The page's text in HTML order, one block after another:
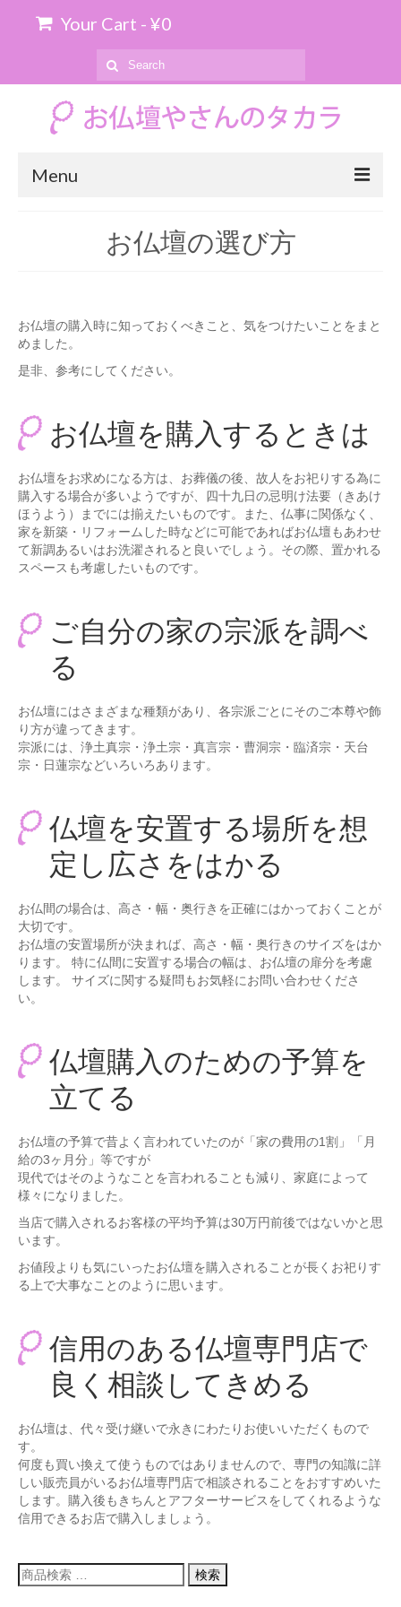
Your Cart - ¥0
Search
for:
Menu
お位牌の購入について
商品を探す
上置仏壇
お位牌
タカラオリジナル位牌
数珠
男性用
手元供養
お問合せ
アクセス
会社概要
最新のご案内
営業時間・お休みの案内
納品例
お盆
地蔵盆
お知らせ
お仏壇の選び方
お仏壇の購入時に知っておくべきこと、気をつけたいことをまと
めました。
是非、参考にしてください。
お仏壇を購入するときは
お仏壇をお求めになる方は、お葬儀の後、故人をお祀りする為に
購入する場合が多いようですが、四十九日の忌明け法要（きあけ
ほうよう）までには揃えたいものです。また、仏事に関係なく、
家を新築・リフォームした時などに可能であればお仏壇もあわせ
て新調あるいはお洗濯されると良いでしょう。その際、置かれる
スペースも考慮したいものです。
ご自分の家の宗派を調べ
る
お仏壇にはさまざまな種類があり、各宗派ごとにそのご本尊や飾
り方が違ってきます。
宗派には、浄土真宗・浄土宗・真言宗・曹洞宗・臨済宗・天台
宗・日蓮宗などいろいろあります。
仏壇を安置する場所を想
定し広さをはかる
お仏間の場合は、高さ・幅・奥行きを正確にはかっておくことが
大切です。
お仏壇の安置場所が決まれば、高さ・幅・奥行きのサイズをはか
ります。 特に仏間に安置する場合の幅は、お仏壇の扉分を考慮
します。 サイズに関する疑問もお気軽にお問い合わせくださ
い。
仏壇購入のための予算を
立てる
お仏壇の予算で昔よく言われていたのが「家の費用の1割」「月
給の3ヶ月分」等ですが
現代ではそのようなことを言われることも減り、家庭によって
様々になりました。
当店で購入されるお客様の平均予算は30万円前後ではないかと思
います。
お値段よりも気にいったお仏壇を購入されることが長くお祀りす
る上で大事なことのように思います。
信用のある仏壇専門店で
良く相談してきめる
お仏壇は、代々受け継いで永きにわたりお使いいただくもので
す。
何度も買い換えて使うものではありませんので、専門の知識に詳
しい販売員がいるお仏壇専門店で相談されることをおすすめいた
します。購入後もきちんとアフターサービスをしてくれるような
信用できるお店で購入しましょう。
検
索
検索